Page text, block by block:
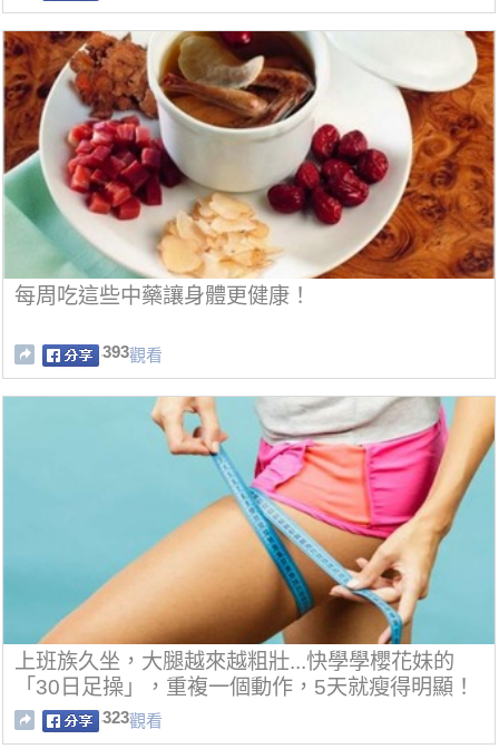
每周吃這些中藥讓身體更健康！
393觀看
上班族久坐，大腿越來越粗壯...快學學櫻花妹的
「30日足操」，重複一個動作，5天就瘦得明顯！
323觀看